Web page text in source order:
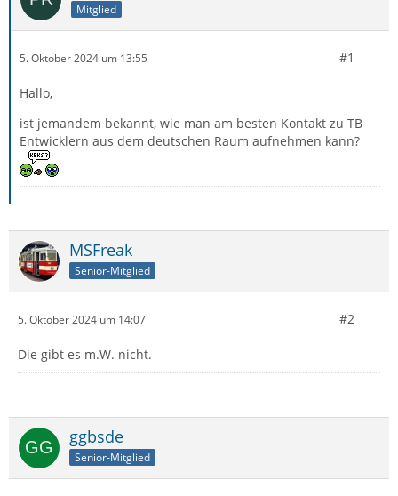
Mitglied
5. Oktober 2024 um 13:55 #1
Hallo,
ist jemandem bekannt, wie man am besten Kontakt zu TB
Entwicklern aus dem deutschen Raum aufnehmen kann?
MSFreak
Senior-Mitglied
5. Oktober 2024 um 14:07 #2
Die gibt es m.W. nicht.
ggbsde
Senior-Mitglied